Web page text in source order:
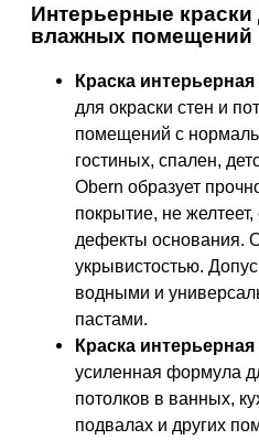
Интерьерные краски
влажных помещений
Краска интерьерная
для окраски стен и
помещений с
гостиных, спален,
Obern образует
покрытие, не
дефекты основания.
укрывистостью.
водными и
пастами.
Краска
усиленная формула
потолков в ванных,
подвалах и других